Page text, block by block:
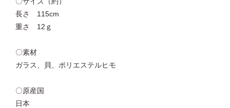
長さ 115cm
重さ 12ｇ
〇素材
ガラス、貝、ポリエステルヒモ
〇原産国
日本